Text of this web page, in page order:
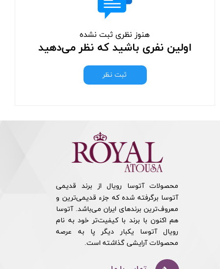
هنوز نظری ثبت نشده
اولین نفری باشید که نظر می‌دهید
ثبت نظر
محصولات آتوسا رویال از برند قدیمی
آتوسا برگرفته شده که جزء قدیمی‌ترین و
معروف‌ترین برندهای ایران می‌باشد. آتوسا
هم اکنون با برند با کیفیت‌تر خود به نام
رویال آتوسا یکبار دیگر پا به عرصه
محصولات آرایشی گذاشته است.​​​​​​​